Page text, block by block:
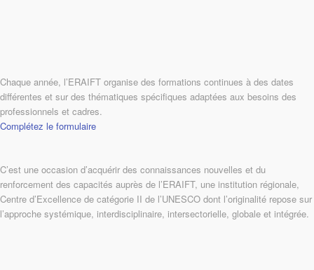
Chaque année, l’ERAIFT organise des formations continues à des dates
différentes et sur des thématiques spécifiques adaptées aux besoins des
professionnels et cadres.
Complétez le formulaire
C’est une occasion d’acquérir des connaissances nouvelles et du
renforcement des capacités auprès de l’ERAIFT, une institution régionale,
Centre d’Excellence de catégorie II de l’UNESCO dont l’originalité repose sur
l’approche systémique, interdisciplinaire, intersectorielle, globale et intégrée.